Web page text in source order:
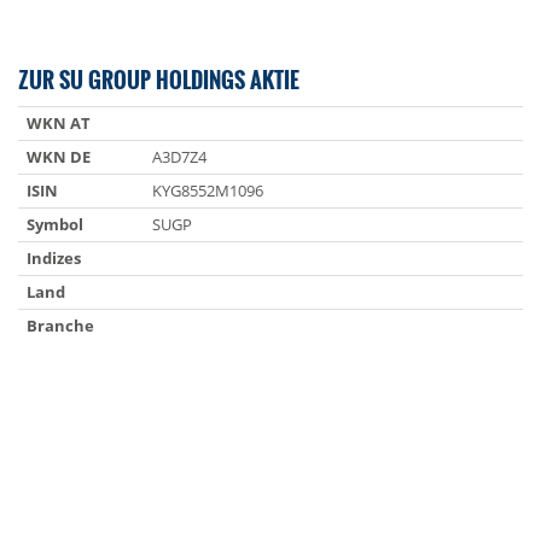
ZUR SU GROUP HOLDINGS AKTIE
WKN AT
WKN DE
A3D7Z4
ISIN
KYG8552M1096
Symbol
SUGP
Indizes
Land
Branche